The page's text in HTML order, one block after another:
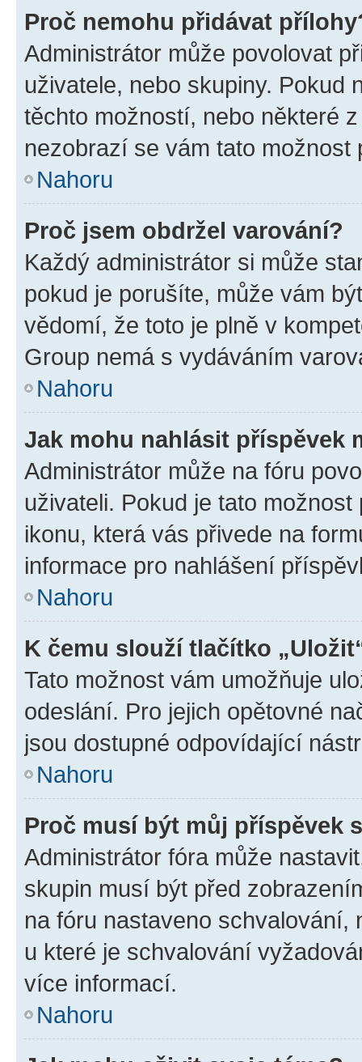
Proč nemohu přidávat
Administrátor může povolovat
uživatele, nebo skupiny. Pokud
těchto možností, nebo některé
nezobrazí se vám tato
Nahoru
Proč jsem obdržel varování?
Každý administrátor si může
pokud je porušíte, může vám
vědomí, že toto je plně v
Group nemá s vydáváním
Nahoru
Jak mohu nahlásit příspěvek
Administrátor může na fóru
uživateli. Pokud je tato
ikonu, která vás přivede na
informace pro nahlášení
Nahoru
K čemu slouží tlačítko
Tato možnost vám umožňuje
odeslání. Pro jejich opětovné
jsou dostupné odpovídající
Nahoru
Proč musí být můj příspěvek
Administrátor fóra může
skupin musí být před
na fóru nastaveno schvalování,
u které je schvalování
více informací.
Nahoru